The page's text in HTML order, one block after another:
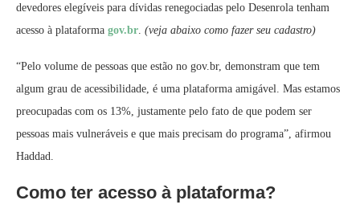
devedores elegíveis para dívidas renegociadas pelo Desenrola tenham
acesso à plataforma gov.br (veja abaixo como fazer seu cadastro)
“Pelo volume de pessoas que estão no gov.br, demonstram que tem
algum grau de acessibilidade, é uma plataforma amigável. Mas estamos
preocupadas com os 13%, justamente pelo fato de que podem ser
pessoas mais vulneráveis e que mais precisam do programa”, afirmou
Haddad.
Como ter acesso à plataforma?